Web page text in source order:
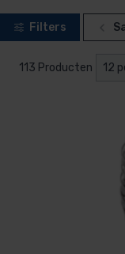
selectie 400-volt
samengesteld:
besturing en
comfortabele,
Filters
113 Producten